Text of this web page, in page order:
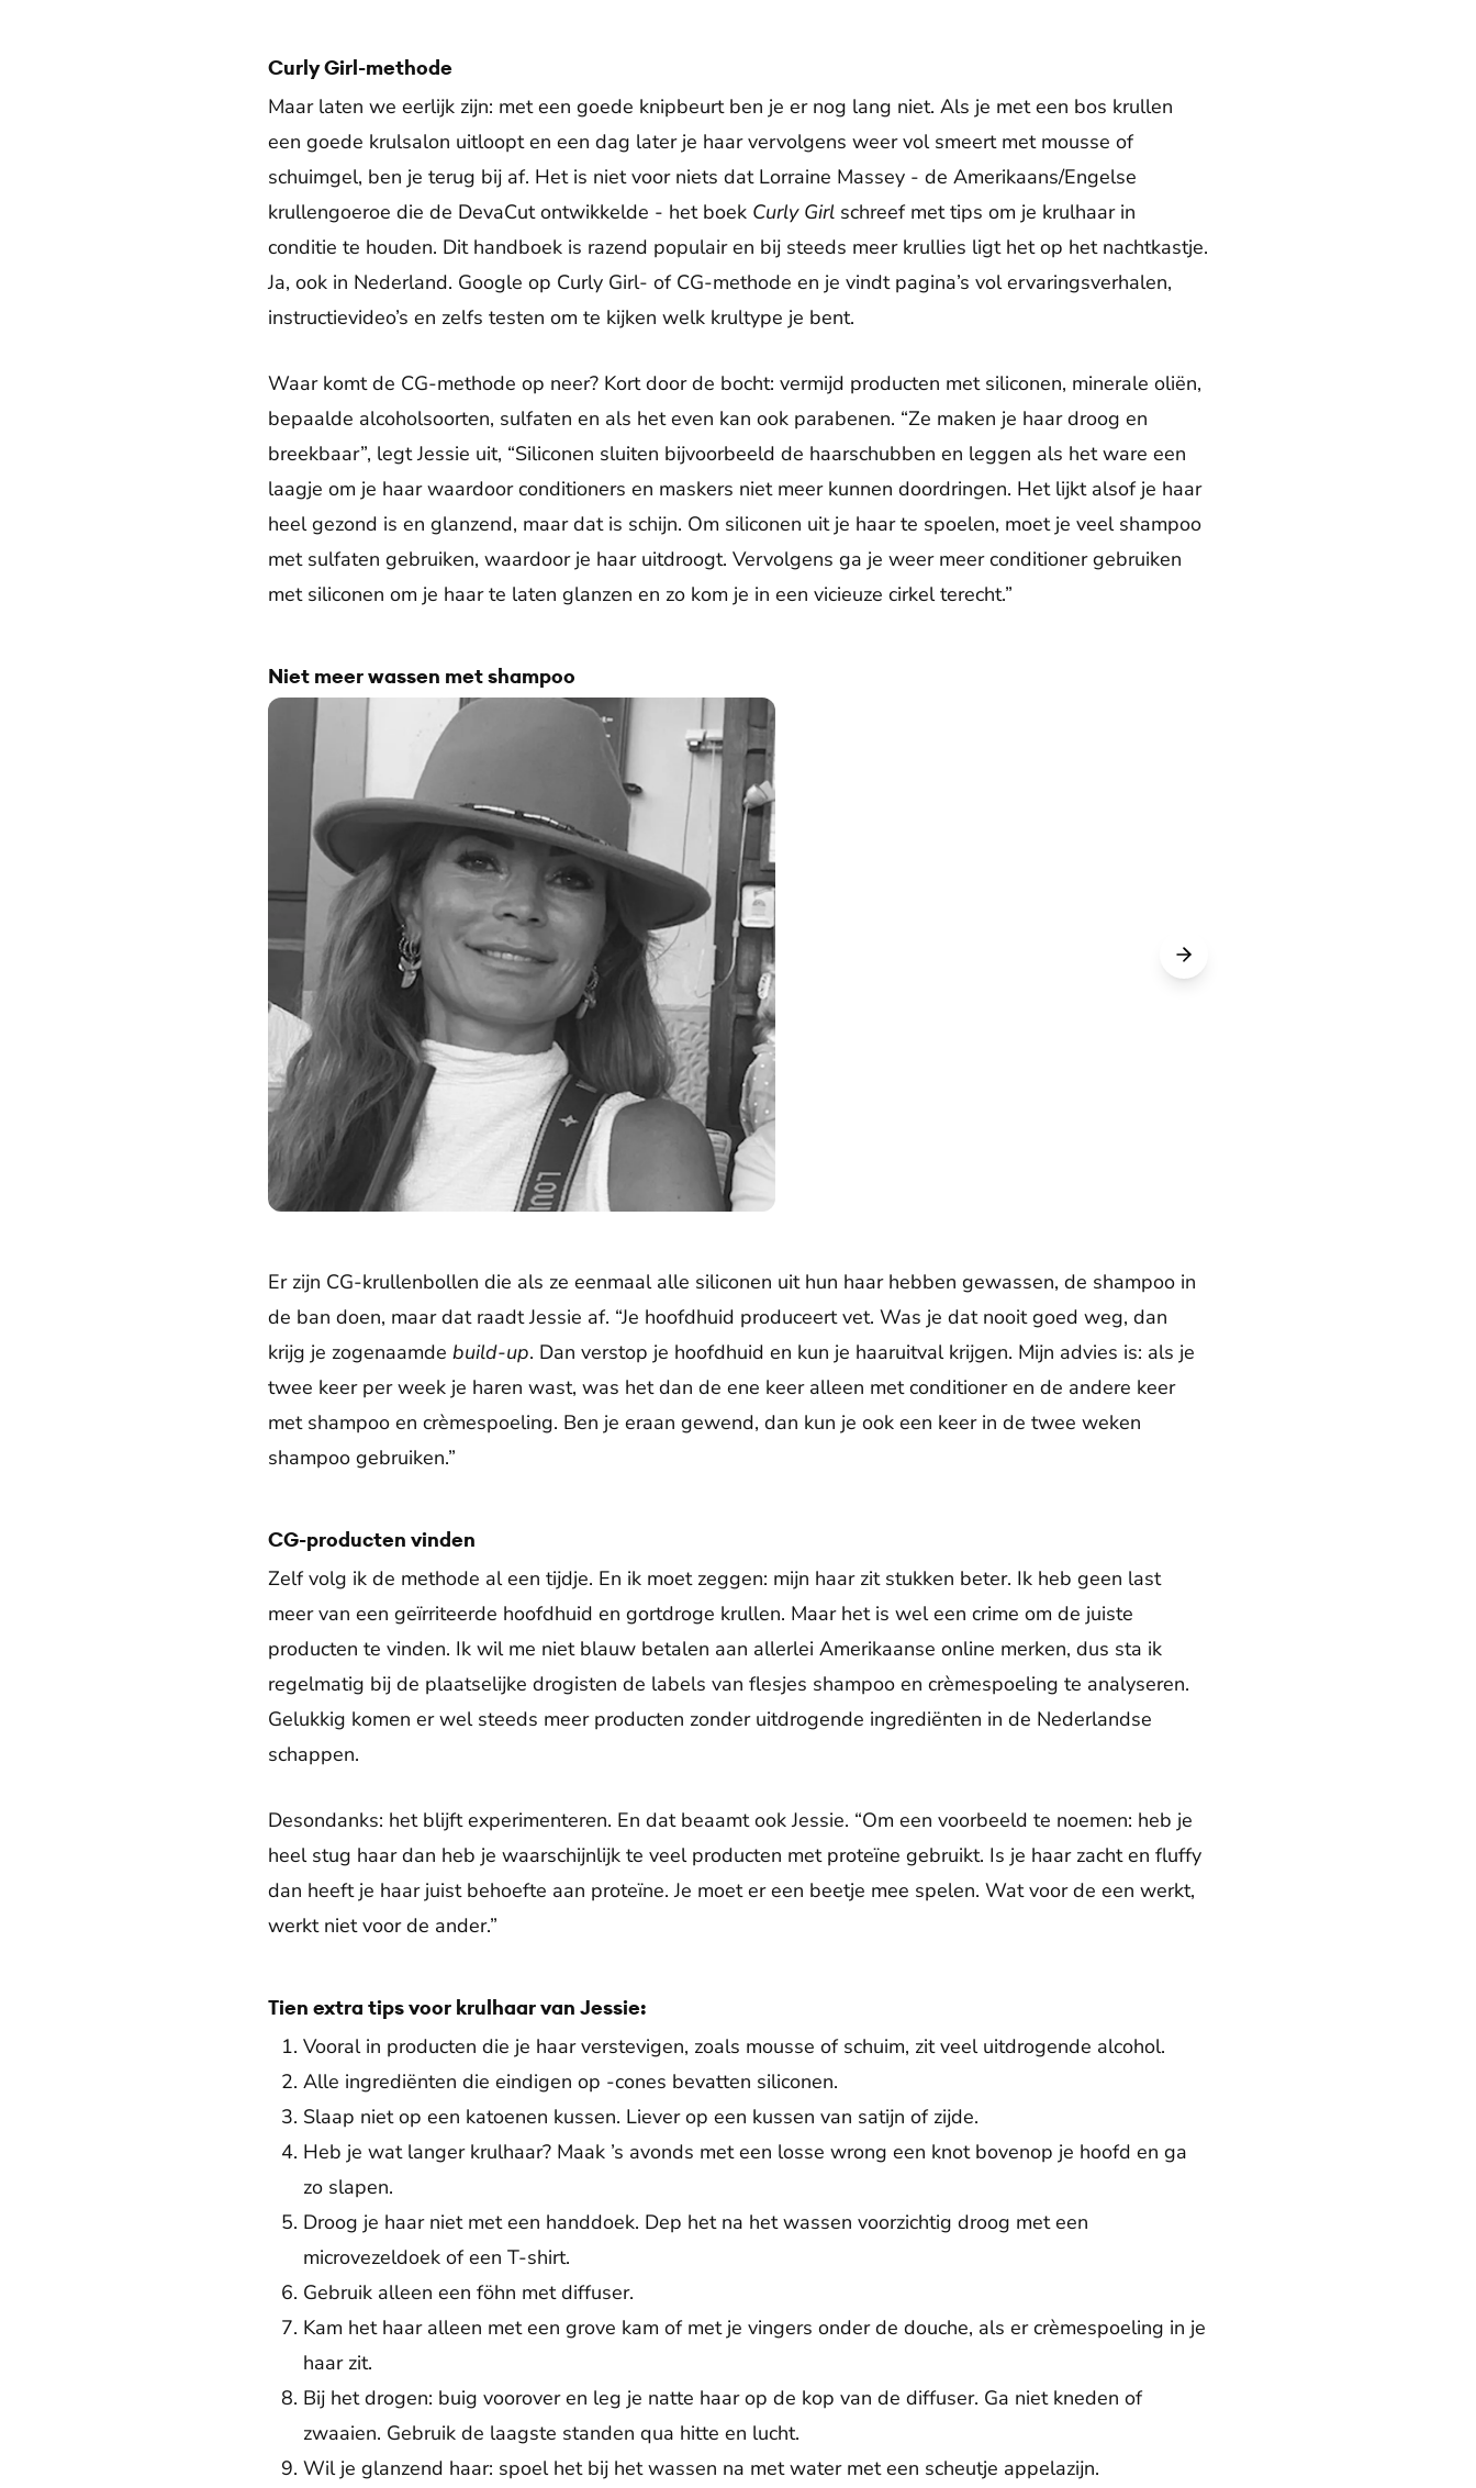
Curly Girl-methode
Maar laten we eerlijk zijn: met een goede knipbeurt ben je er nog lang niet. Als je met een bos krullen
een goede krulsalon uitloopt en een dag later je haar vervolgens weer vol smeert met mousse of
schuimgel, ben je terug bij af. Het is niet voor niets dat Lorraine Massey - de Amerikaans/Engelse
krullengoeroe die de DevaCut ontwikkelde - het boek Curly Girl schreef met tips om je krulhaar in
conditie te houden. Dit handboek is razend populair en bij steeds meer krullies ligt het op het nachtkastje.
Ja, ook in Nederland. Google op Curly Girl- of CG-methode en je vindt pagina’s vol ervaringsverhalen,
instructievideo’s en zelfs testen om te kijken welk krultype je bent.
Waar komt de CG-methode op neer? Kort door de bocht: vermijd producten met siliconen, minerale oliën,
bepaalde alcoholsoorten, sulfaten en als het even kan ook parabenen. “Ze maken je haar droog en
breekbaar”, legt Jessie uit, “Siliconen sluiten bijvoorbeeld de haarschubben en leggen als het ware een
laagje om je haar waardoor conditioners en maskers niet meer kunnen doordringen. Het lijkt alsof je haar
heel gezond is en glanzend, maar dat is schijn. Om siliconen uit je haar te spoelen, moet je veel shampoo
met sulfaten gebruiken, waardoor je haar uitdroogt. Vervolgens ga je weer meer conditioner gebruiken
met siliconen om je haar te laten glanzen en zo kom je in een vicieuze cirkel terecht.”
Niet meer wassen met shampoo
Er zijn CG-krullenbollen die als ze eenmaal alle siliconen uit hun haar hebben gewassen, de shampoo in
de ban doen, maar dat raadt Jessie af. “Je hoofdhuid produceert vet. Was je dat nooit goed weg, dan
krijg je zogenaamde build-up. Dan verstop je hoofdhuid en kun je haaruitval krijgen. Mijn advies is: als je
twee keer per week je haren wast, was het dan de ene keer alleen met conditioner en de andere keer
met shampoo en crèmespoeling. Ben je eraan gewend, dan kun je ook een keer in de twee weken
shampoo gebruiken.”
CG-producten vinden
Zelf volg ik de methode al een tijdje. En ik moet zeggen: mijn haar zit stukken beter. Ik heb geen last
meer van een geïrriteerde hoofdhuid en gortdroge krullen. Maar het is wel een crime om de juiste
producten te vinden. Ik wil me niet blauw betalen aan allerlei Amerikaanse online merken, dus sta ik
regelmatig bij de plaatselijke drogisten de labels van flesjes shampoo en crèmespoeling te analyseren.
Gelukkig komen er wel steeds meer producten zonder uitdrogende ingrediënten in de Nederlandse
schappen.
Desondanks: het blijft experimenteren. En dat beaamt ook Jessie. “Om een voorbeeld te noemen: heb je
heel stug haar dan heb je waarschijnlijk te veel producten met proteïne gebruikt. Is je haar zacht en fluffy
dan heeft je haar juist behoefte aan proteïne. Je moet er een beetje mee spelen. Wat voor de een werkt,
werkt niet voor de ander.”
Tien extra tips voor krulhaar van Jessie:
Vooral in producten die je haar verstevigen, zoals mousse of schuim, zit veel uitdrogende alcohol.
Alle ingrediënten die eindigen op -cones bevatten siliconen.
Slaap niet op een katoenen kussen. Liever op een kussen van satijn of zijde.
Heb je wat langer krulhaar? Maak ’s avonds met een losse wrong een knot bovenop je hoofd en ga
zo slapen.
Droog je haar niet met een handdoek. Dep het na het wassen voorzichtig droog met een
microvezeldoek of een T-shirt.
Gebruik alleen een föhn met diffuser.
Kam het haar alleen met een grove kam of met je vingers onder de douche, als er crèmespoeling in je
haar zit.
Bij het drogen: buig voorover en leg je natte haar op de kop van de diffuser. Ga niet kneden of
zwaaien. Gebruik de laagste standen qua hitte en lucht.
Wil je glanzend haar: spoel het bij het wassen na met water met een scheutje appelazijn.